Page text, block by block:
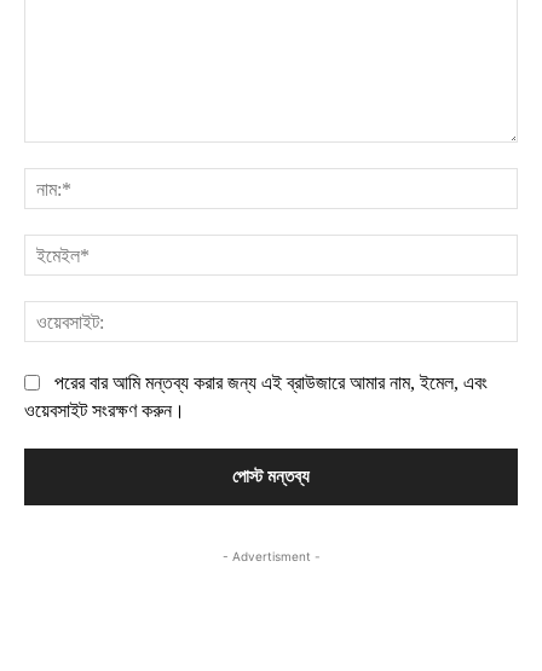
পরের বার আমি মন্তব্য করার জন্য এই ব্রাউজারে আমার নাম, ইমেল, এবং
ওয়েবসাইট সংরক্ষণ করুন।
- Advertisment -